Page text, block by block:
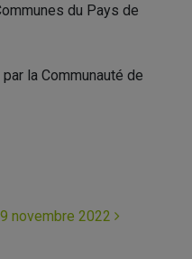
du Pays de
la Communauté de
novembre 2022